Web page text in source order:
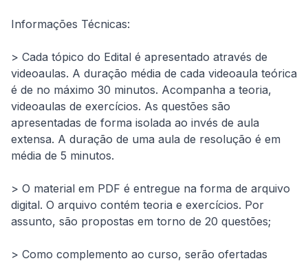
Informações Técnicas:
> Cada tópico do Edital é apresentado através de
videoaulas. A duração média de cada videoaula teórica
é de no máximo 30 minutos. Acompanha a teoria,
videoaulas de exercícios. As questões são
apresentadas de forma isolada ao invés de aula
extensa. A duração de uma aula de resolução é em
média de 5 minutos.
> O material em PDF é entregue na forma de arquivo
digital. O arquivo contém teoria e exercícios. Por
assunto, são propostas em torno de 20 questões;
> Como complemento ao curso, serão ofertadas